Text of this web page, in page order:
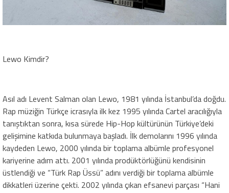
Lewo Kimdir?
Asıl adı Levent Salman olan Lewo, 1981 yılında İstanbul’da doğdu.
Rap müziğin Türkçe icrasıyla ilk kez 1995 yılında Cartel aracılığıyla
tanıştıktan sonra, kısa sürede Hip-Hop kültürünün Türkiye’deki
gelişimine katkıda bulunmaya başladı. İlk demolarını 1996 yılında
kaydeden Lewo, 2000 yılında bir toplama albümle profesyonel
kariyerine adım attı. 2001 yılında prodüktörlüğünü kendisinin
üstlendiği ve “Türk Rap Üssü” adını verdiği bir toplama albümle
dikkatleri üzerine çekti. 2002 yılında çıkan efsanevi parçası “Hani